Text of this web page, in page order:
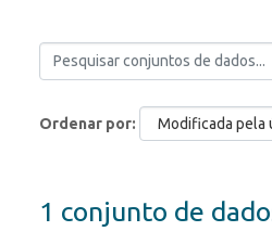
Ordenar por
1 conjunto de